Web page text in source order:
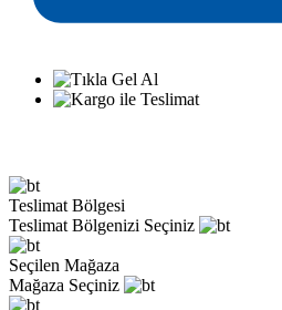
Teslimat Bölgesi
Teslimat Bölgenizi Seçiniz
Seçilen Mağaza
Mağaza Seçiniz